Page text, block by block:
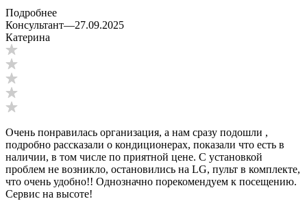
Подробнее
Консультант—27.09.2025
Катерина
Очень понравилась организация, а нам сразу подошли ,
подробно рассказали о кондиционерах, показали что есть в
наличии, в том числе по приятной цене. С установкой
проблем не возникло, остановились на LG, пульт в комплекте,
что очень удобно!! Однозначно порекомендуем к посещению.
Сервис на высоте!